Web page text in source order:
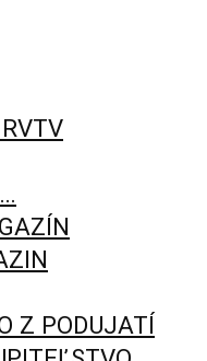
Z PODUJATÍ